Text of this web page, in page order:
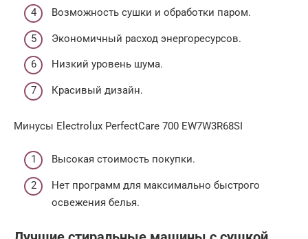
Возможность сушки и обработки паром.
Экономичный расход энергоресурсов.
Низкий уровень шума.
Красивый дизайн.
Минусы Electrolux PerfectCare 700 EW7W3R68SI
Высокая стоимость покупки.
Нет программ для максимально быстрого
освежения белья.